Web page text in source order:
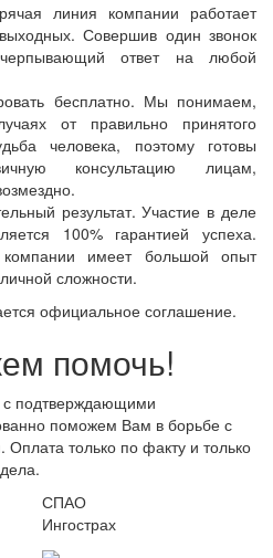
линия компании работает
Совершив один звонок
ответ на любой
бесплатно. Мы понимаем,
от правильно принятого
человека, поэтому готовы
консультацию лицам,
результат. Участие в деле
100% гарантией успеха.
имеет большой опыт
сложности.
официальное соглашение.
помочь!
с подтверждающими
поможем Вам в борьбе с
только по факту и только
СПАО
Ингострах